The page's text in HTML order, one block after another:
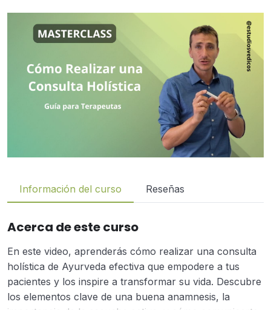
Información del curso Reseñas
Acerca de este curso
En este video, aprenderás cómo realizar una consulta
holística de Ayurveda efectiva que empodere a tus
pacientes y los inspire a transformar su vida. Descubre
los elementos clave de una buena anamnesis, la